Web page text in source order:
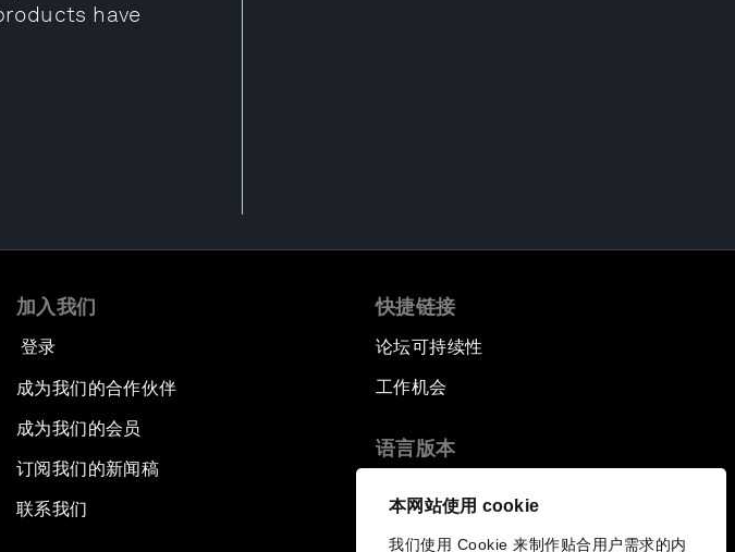
本网站使用 cookie
我们使用 Cookie 来制作贴合用户需求的内
have
加入我们
登录
成为我们的合作伙伴
成为我们的会员
订阅我们的新闻稿
联系我们
快捷链接
论坛可持续性
工作机会
语言版本